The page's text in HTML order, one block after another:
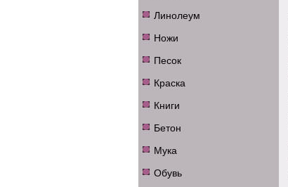
Линолеум
Ножи
Песок
Краска
Книги
Бетон
Мука
Обувь